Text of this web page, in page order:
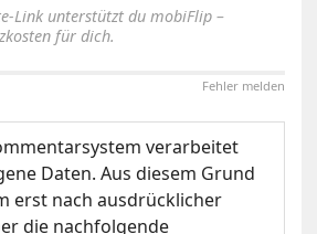
Link unterstützt du mobiFlip –
für dich.
Fehler melden
verarbeitet
Daten. Aus diesem Grund
erst nach ausdrücklicher
die nachfolgende